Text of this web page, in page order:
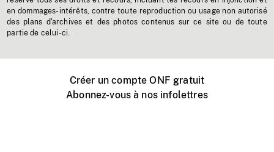
en dommages-intérêts, contre toute reproduction ou usage non autorisé
des plans d'archives et des photos contenus sur ce site ou de toute
partie de celui-ci.
Créer un compte ONF gratuit
Abonnez-vous à nos infolettres